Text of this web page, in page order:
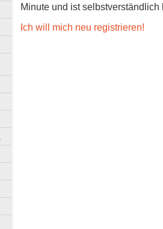
Minute und ist selbstverständlich
Ich will mich neu registrieren!